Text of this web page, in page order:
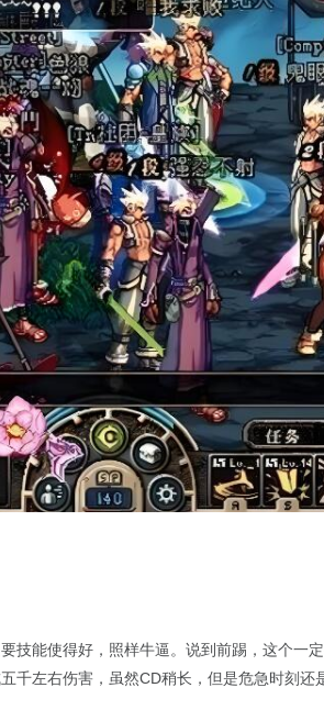
技能使得好，照样牛逼。说到前踢，这个一
左右伤害，虽然CD稍长，但是危急时刻还